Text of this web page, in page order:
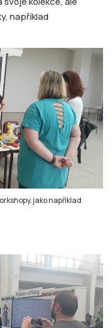
například
jako například